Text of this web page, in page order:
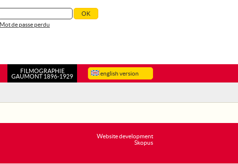
Mot de passe perdu
english version
FILMOGRAPHIE
GAUMONT 1896-1929
Website development
Skopus